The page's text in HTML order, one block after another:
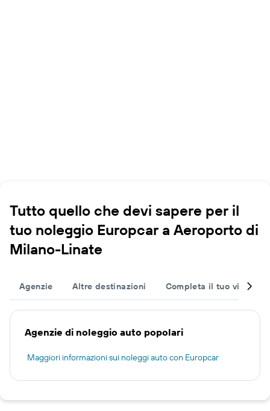
Tutto quello che devi sapere per il
tuo noleggio Europcar a Aeroporto di
Milano-Linate
Agenzie Altre destinazioni Completa il tuo viaggio
Agenzie di noleggio auto popolari
Maggiori informazioni sui noleggi auto con Europcar